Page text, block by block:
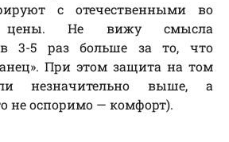
с отечественными во
цены. Не вижу смысла
в 3-5 раз больше за то, что
При этом защита на том
незначительно выше, а
не оспоримо — комфорт).